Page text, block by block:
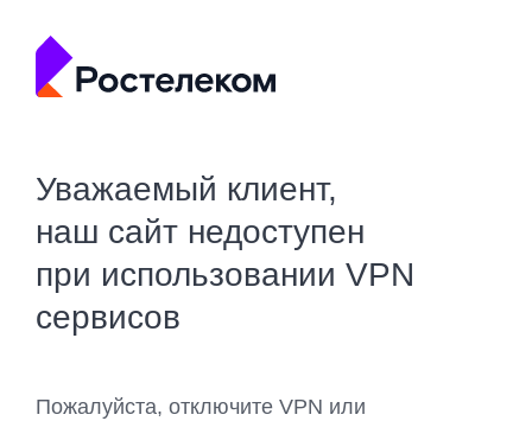
Уважаемый клиент,
наш сайт недоступен
при использовании VPN
сервисов
Пожалуйста, отключите VPN или